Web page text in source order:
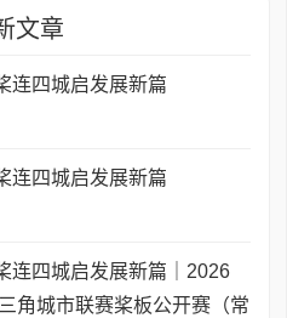
文章
连四城启发展新篇
连四城启发展新篇
连四城启发展新篇｜2026
角城市联赛桨板公开赛（常